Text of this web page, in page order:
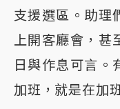
支援選區。助理
上開客廳會，甚
日與作息可言。
加班，就是在加